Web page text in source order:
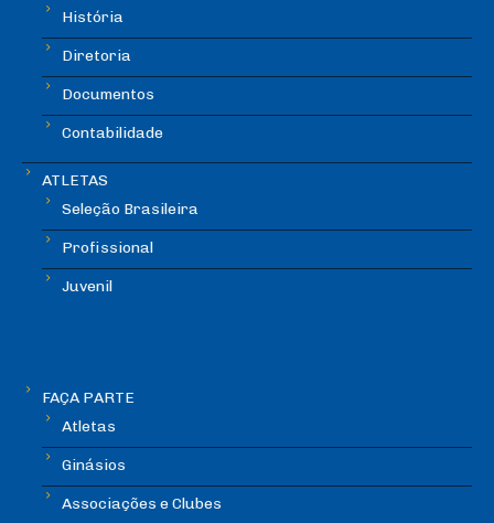
História
Diretoria
Documentos
Contabilidade
ATLETAS
Seleção Brasileira
Profissional
Juvenil
FAÇA PARTE
Atletas
Ginásios
Associações e Clubes